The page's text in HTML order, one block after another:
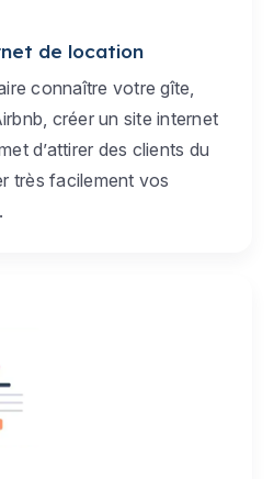
de location
connaître votre gîte,
créer un site internet
d’attirer des clients du
très facilement vos